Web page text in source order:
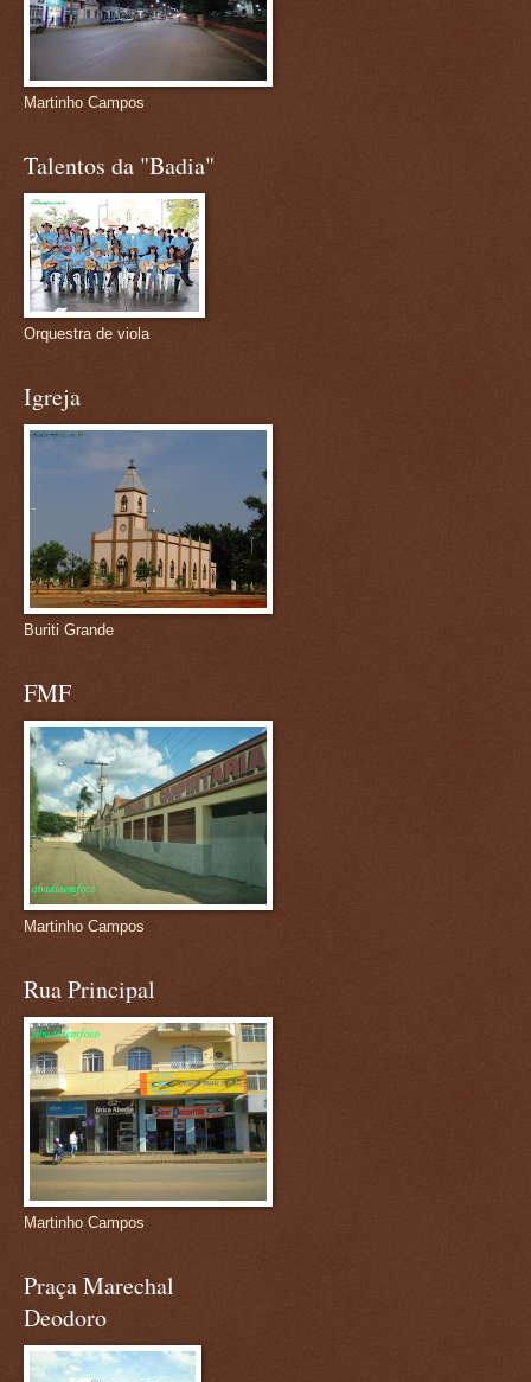
Martinho Campos
Talentos da "Badia"
Orquestra de viola
Igreja
Buriti Grande
FMF
Martinho Campos
Rua Principal
Martinho Campos
Praça Marechal
Deodoro